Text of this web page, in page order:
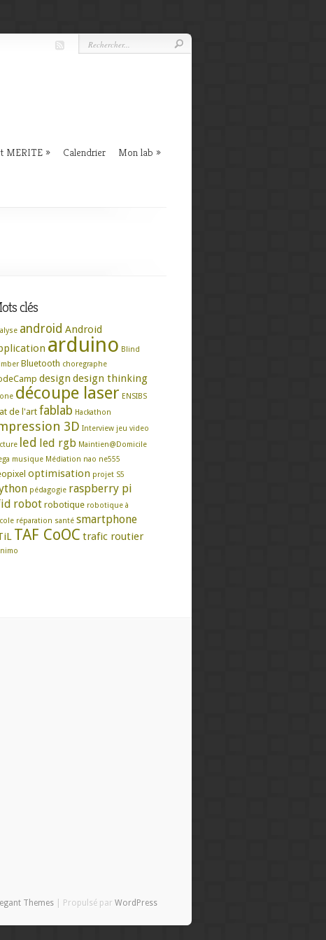
MERITE Calendrier Mon lab
clés
android Android
arduino Blind
Bluetooth choregraphe
design design thinking
découpe laser ENSIBS
de l'art fablab Hackathon
3D Interview jeu video
led led rgb Maintien@Domicile
musique Médiation nao ne555
optimisation projet S5
pédagogie raspberry pi
robot robotique robotique à
réparation santé smartphone
TAF CoOC trafic routier
Themes | Propulsé par WordPress